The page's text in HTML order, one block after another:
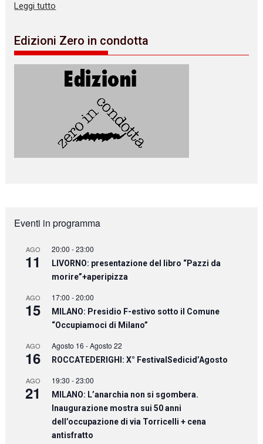
Leggi tutto
Edizioni Zero in condotta
Eventi in programma
AGO
11
20:00 -23:00
LIVORNO: presentazione del libro “Pazzi da
morire”+aperipizza
AGO
15
17:00 -20:00
MILANO: Presidio F-estivo sotto il Comune
“Occupiamoci di Milano”
AGO
16
Agosto 16 -Agosto 22
ROCCATEDERIGHI: X° FestivalSedicid’Agosto
AGO
21
19:30 -23:00
MILANO: L’anarchia non si sgombera.
Inaugurazione mostra sui 50 anni
dell’occupazione di via Torricelli + cena
antisfratto